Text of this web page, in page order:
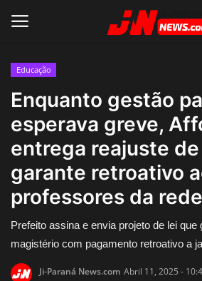
Home
Acidente
Notícias do Mundo
Polícia
Educação
Enquanto gestão
esperava greve,
entrega reajuste
garante retroativo
professores da
Prefeito assina e envia projeto de lei que
magistério com pagamento retroativo a
Ji-Paraná News.com Abril 11, 2025 -